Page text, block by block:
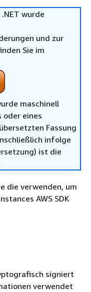
.NET wurde
und zur
Sie im
maschinell
oder eines
Fassung
infolge
ist die
die verwenden, um
AWS SDK
signiert
verwendet